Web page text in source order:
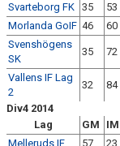
Svarteborg FK 35 53
Morlanda GoIF 46 60
Svenshögens
SK
35 72
Vallens IF Lag
2
32 84
Div4 2014
Lag
GM IM
Melleruds IF
57 23